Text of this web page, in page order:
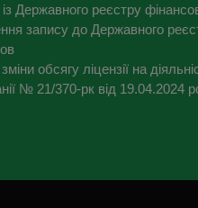
із Державного реєстру
запису до Державного
обсягу ліцензії на
№ 21/370-рк від 19.04.2024